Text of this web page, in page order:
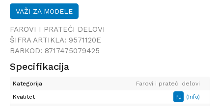
VAŽI ZA MODELE
FAROVI I PRATEĆI DELOVI
ŠIFRA ARTIKLA: 9571120E
BARKOD: 8717475079425
Specifikacija
Kategorija
Farovi i prateći delovi
Kvalitet
PJ (Info)